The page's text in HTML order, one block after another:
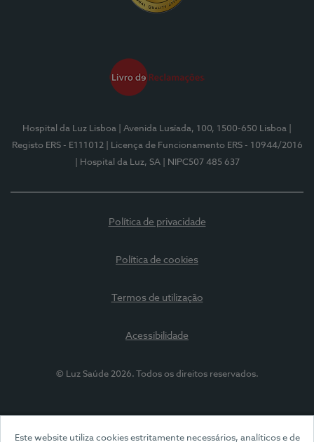
Este website utiliza cookies estritamente necessários, analíticos e de
Hospital da Luz Lisboa | Avenida Lusíada, 100, 1500-650 Lisboa
Registo ERS - E111012
| Licença de Funcionamento ERS - 10944/2016
| Hospital da Luz, SA
| NIPC507 485 637
Política de privacidade
Política de cookies
Termos de utilização
Acessibilidade
© Luz Saúde 2026. Todos os direitos reservados.